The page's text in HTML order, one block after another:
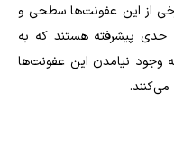
از این عفونت‌ها سطحی و
پیشرفته هستند که به
وجود نیامدن این عفونت‌ها
می‌کنند.